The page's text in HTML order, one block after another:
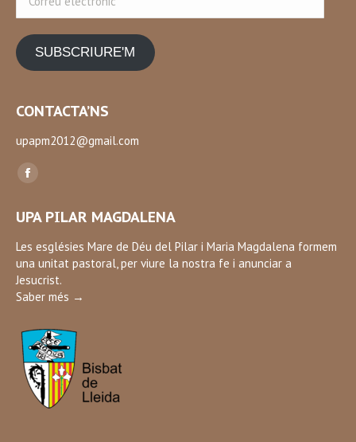
electrònic
SUBSCRIURE'M
CONTACTA’NS
upapm2012@gmail.com
Find us on:
Facebook
opens
in
new
window
UPA PILAR MAGDALENA
Les esglésies Mare de Déu del Pilar i Maria Magdalena formem
una unitat pastoral, per viure la nostra fe i anunciar a
Jesucrist.
Saber més →